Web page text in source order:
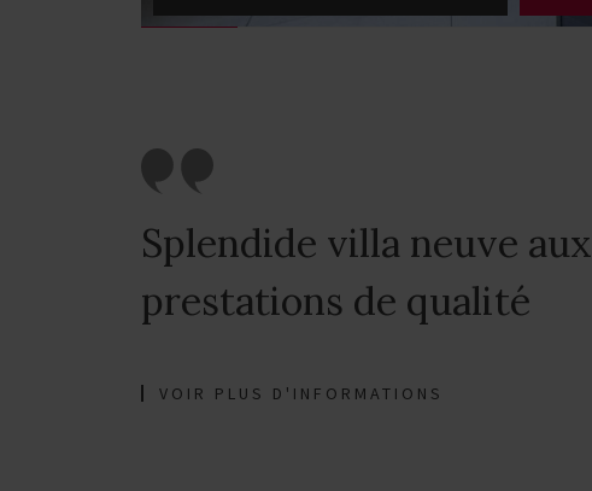
Splendide villa neuve aux
prestations de qualité
VOIR PLUS D'INFORMATIONS